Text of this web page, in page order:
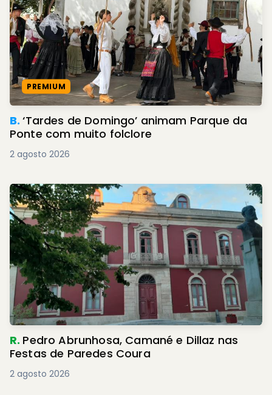
PREMIUM
B.‘Tardes de Domingo’ animam Parque da
Ponte com muito folclore
2 agosto 2026
R. Pedro Abrunhosa, Camané e Dillaz nas
Festas de Paredes Coura
2 agosto 2026